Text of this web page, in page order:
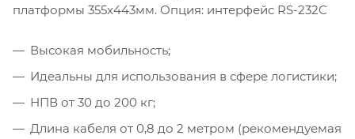
платформы 355x443мм. Опция: интерфейс RS-232C
Высокая мобильность;
Идеальны для использования в сфере логистики;
НПВ от 30 до 200 кг;
Длина кабеля от 0,8 до 2 метром (рекомендуемая